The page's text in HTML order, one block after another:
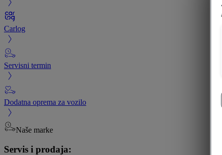
Carlog
Servisni termin
Dodatna oprema za vozilo
Naše marke
Servis i prodaja: